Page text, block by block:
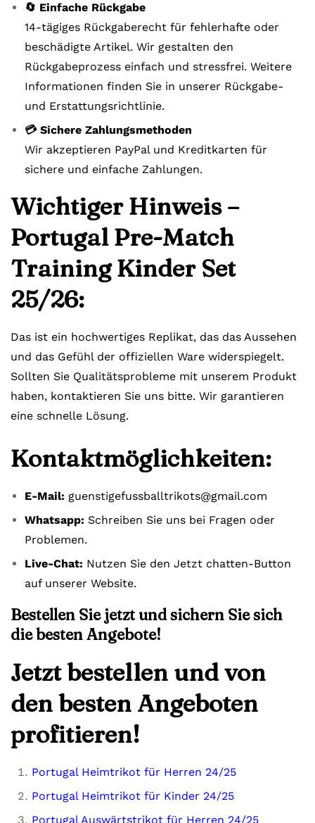
🔄 Einfache Rückgabe
14-tägiges Rückgaberecht für fehlerhafte oder
beschädigte Artikel. Wir gestalten den
Rückgabeprozess einfach und stressfrei. Weitere
Informationen finden Sie in unserer Rückgabe-
und Erstattungsrichtlinie.
💳 Sichere Zahlungsmethoden
Wir akzeptieren PayPal und Kreditkarten für
sichere und einfache Zahlungen.
Wichtiger Hinweis –
Portugal Pre-Match
Training Kinder Set
25/26:
Das ist ein hochwertiges Replikat, das das Aussehen
und das Gefühl der offiziellen Ware widerspiegelt.
Sollten Sie Qualitätsprobleme mit unserem Produkt
haben, kontaktieren Sie uns bitte. Wir garantieren
eine schnelle Lösung.
Kontaktmöglichkeiten:
E-Mail: guenstigefussballtrikots@gmail.com
Whatsapp: Schreiben Sie uns bei Fragen oder
Problemen.
Live-Chat: Nutzen Sie den Jetzt chatten-Button
auf unserer Website.
Bestellen Sie jetzt und sichern Sie sich
die besten Angebote!
Jetzt bestellen und von
den besten Angeboten
profitieren!
Portugal Heimtrikot für Herren 24/25
Portugal Heimtrikot für Kinder 24/25
Portugal Auswärtstrikot für Herren 24/25